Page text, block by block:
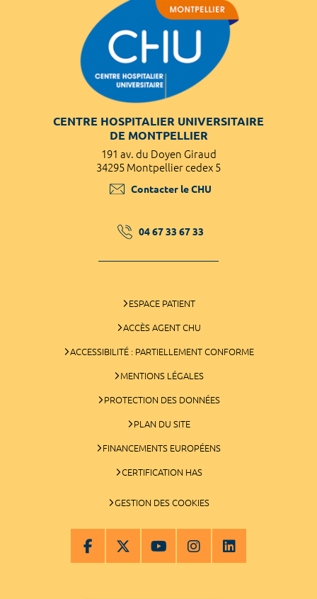
CENTRE HOSPITALIER UNIVERSITAIRE
DE MONTPELLIER
191 av. du Doyen Giraud
34295 Montpellier cedex 5
Contacter le CHU
04 67 33 67 33
ESPACE PATIENT
ACCÈS AGENT CHU
ACCESSIBILITÉ : PARTIELLEMENT CONFORME
MENTIONS LÉGALES
PROTECTION DES DONNÉES
PLAN DU SITE
FINANCEMENTS EUROPÉENS
CERTIFICATION HAS
GESTION DES COOKIES